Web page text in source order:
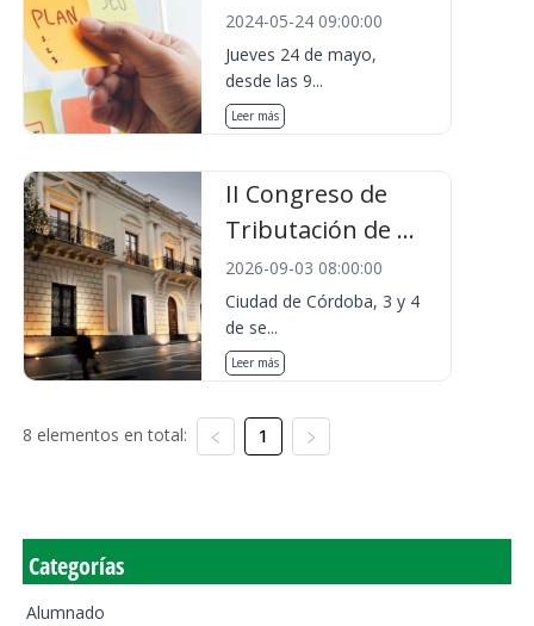
2024-05-24 09:00:00
Jueves 24 de mayo,
desde las 9...
Leer más
II Congreso de
Tributación de ...
2026-09-03 08:00:00
Ciudad de Córdoba, 3 y 4
de se...
Leer más
8 elementos en total: 1
Categorías
Alumnado